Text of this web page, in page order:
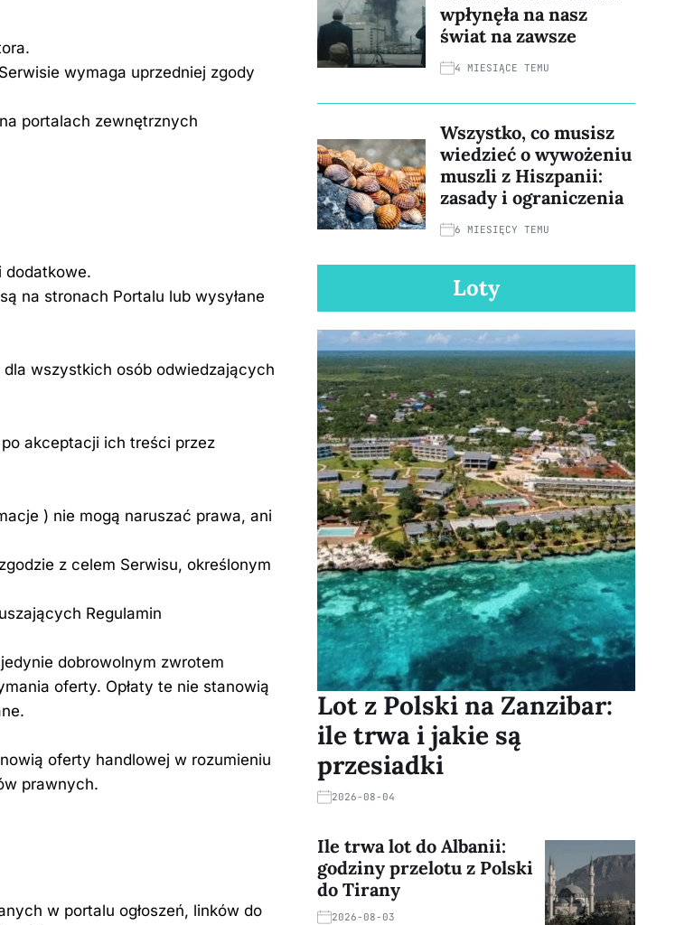
wymaga uprzedniej zgody
portalach zewnętrznych
dodatkowe.
na stronach Portalu lub wysyłane
wszystkich osób odwiedzających
akceptacji ich treści przez
) nie mogą naruszać prawa, ani
z celem Serwisu, określonym
Regulamin
dobrowolnym zwrotem
oferty. Opłaty te nie stanowią
oferty handlowej w rozumieniu
prawnych.
w portalu ogłoszeń, linków do
wpłynęła na nasz
świat na zawsze
4 MIESIĄCE TEMU
Wszystko, co musisz
wiedzieć o wywożeniu
muszli z Hiszpanii:
zasady i ograniczenia
6 MIESIĘCY TEMU
Loty
Lot z Polski na Zanzibar:
ile trwa i jakie są
przesiadki
2026-08-04
Ile trwa lot do Albanii:
godziny przelotu z Polski
do Tirany
2026-08-03